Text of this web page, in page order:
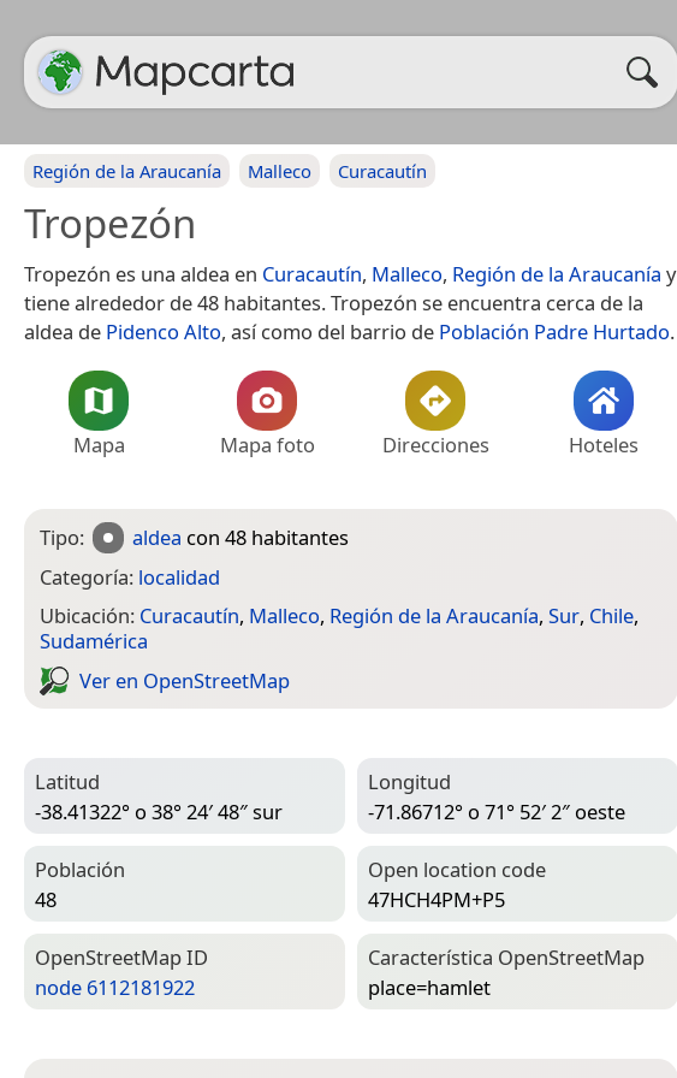
Región de la Araucanía Malleco Curacautín
Tropezón
Tropezón es una aldea en Curacautín, Malleco, Región de la Araucanía y
tiene alrededor de 48 habitantes. Tropezón se encuentra cerca de la
aldea de Pidenco Alto, así como del barrio de Población Padre Hurtado.
Mapa Mapa foto Direcciones Hoteles
Tipo: aldea con 48 habitantes
Categoría: localidad
Ubicación: Curacautín, Malleco, Región de la Araucanía, Sur, Chile,
Sudamérica
Ver en Open­Street­Map
Latitud
-38.41322° o 38° 24′ 48″ sur
Longitud
-71.86712° o 71° 52′ 2″ oeste
Población
48
Open location code
47HCH4PM+P5
Open­Street­Map ID
node 6112181922
Característica Open­Street­Map
place=­hamlet